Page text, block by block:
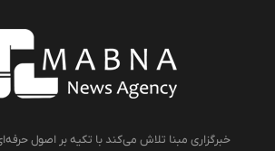
خبرگزاری مبنا تلاش می‌کند با تکیه بر اصول